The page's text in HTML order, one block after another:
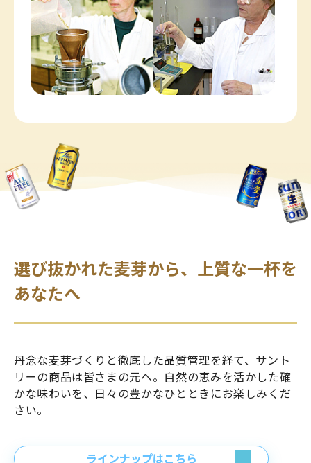
選び抜かれた麦芽から、上質な一杯を
あなたへ
丹念な麦芽づくりと徹底した品質管理を経て、サント
リーの商品は皆さまの元へ。自然の恵みを活かした確
かな味わいを、日々の豊かなひとときにお楽しみくだ
さい。
ラインナップはこちら